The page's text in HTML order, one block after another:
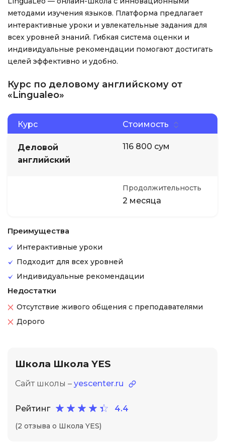
методами изучения языков. Платформа предлагает
интерактивные уроки и увлекательные задания для
всех уровней знаний. Гибкая система оценки и
индивидуальные рекомендации помогают достигать
целей эффективно и удобно.
Курс по деловому английскому от
«Lingualeo»
Курс Стоимость
Деловой
английский
116 800 сум
Продолжительность
2 месяца
Преимущества
Интерактивные уроки
Подходит для всех уровней
Индивидуальные рекомендации
Недостатки
Отсутствие живого общения с преподавателями
Дорого
Школа Школа YES
Сайт школы – yescenter.ru
Рейтинг 4.4
(2 отзыва о Школа YES)